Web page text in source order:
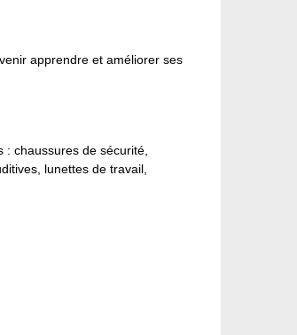
apprendre et améliorer ses
: chaussures de sécurité,
lunettes de travail,